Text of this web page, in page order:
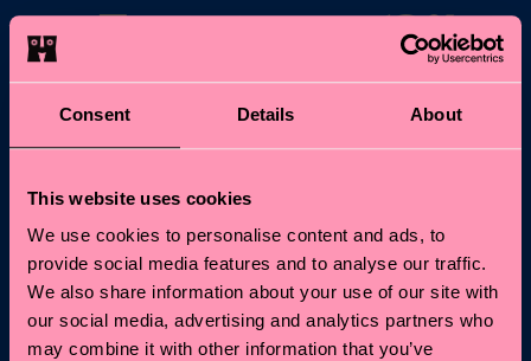
Consent Details About
This website uses cookies
We use cookies to personalise content and ads, to
provide social media features and to analyse our traffic.
We also share information about your use of our site with
our social media, advertising and analytics partners who
may combine it with other information that you’ve
¿Te apetece un 10 %
de descuento en tu
primer pedido?
10 % de descuento* y las últimas noticias y ofertas.
Correo electrónico
Regístrate
* No es compatible con otras promos, ni válido para Special
Editions o productos rebajados. Al apuntarte, aceptas nuestra